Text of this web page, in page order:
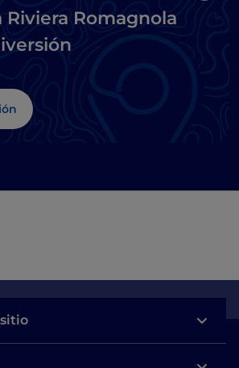
Riviera Romagnola